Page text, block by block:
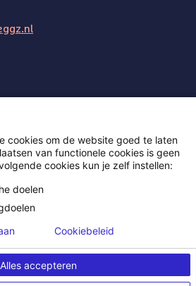
Bluesky
op LinkedIn
cookies om de website goed te laten
van functionele cookies is geen
cookies kun je zelf instellen:
doelen
Alles accepteren
Cookiebeleid